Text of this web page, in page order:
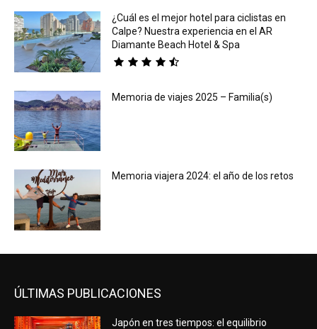
¿Cuál es el mejor hotel para ciclistas en
Calpe? Nuestra experiencia en el AR
Diamante Beach Hotel & Spa
Memoria de viajes 2025 – Familia(s)
Memoria viajera 2024: el año de los retos
ÚLTIMAS PUBLICACIONES
Japón en tres tiempos: el equilibrio